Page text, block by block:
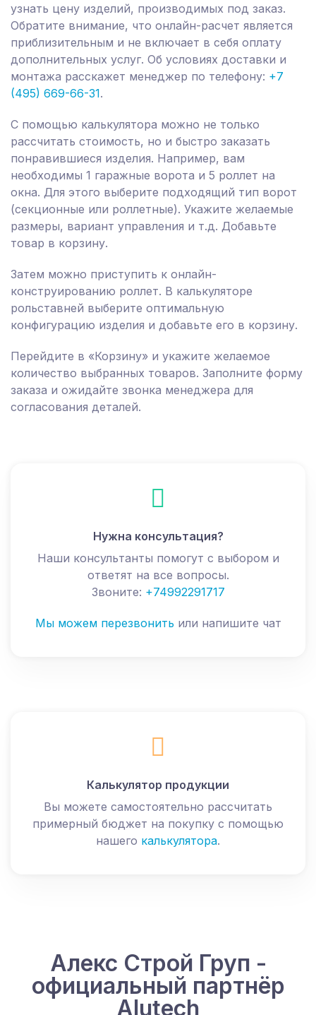
узнать цену изделий, производимых под заказ.
Обратите внимание, что онлайн-расчет является
приблизительным и не включает в себя оплату
дополнительных услуг. Об условиях доставки и
монтажа расскажет менеджер по телефону: +7
(495) 669-66-31.
С помощью калькулятора можно не только
рассчитать стоимость, но и быстро заказать
понравившиеся изделия. Например, вам
необходимы 1 гаражные ворота и 5 роллет на
окна. Для этого выберите подходящий тип ворот
(секционные или роллетные). Укажите желаемые
размеры, вариант управления и т.д. Добавьте
товар в корзину.
Затем можно приступить к онлайн-
конструированию роллет. В калькуляторе
рольставней выберите оптимальную
конфигурацию изделия и добавьте его в корзину.
Перейдите в «Корзину» и укажите желаемое
количество выбранных товаров. Заполните форму
заказа и ожидайте звонка менеджера для
согласования деталей.
Нужна консультация?
Наши консультанты помогут с выбором и
ответят на все вопросы.
Звоните: +74992291717
Мы можем перезвонить или напишите чат
Калькулятор продукции
Вы можете самостоятельно рассчитать
примерный бюджет на покупку с помощью
нашего калькулятора.
Алекс Строй Груп -
официальный партнёр
Alutech